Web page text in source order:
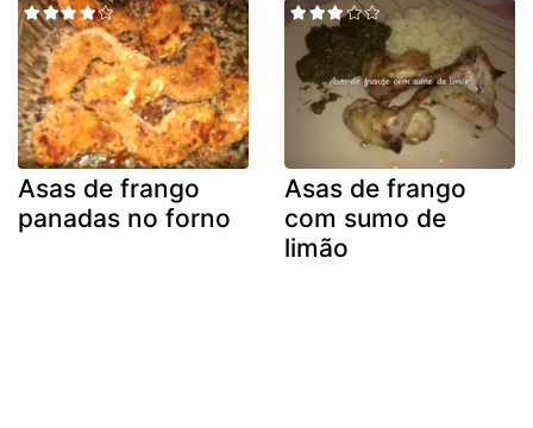
Asas de frango
panadas no forno
Asas de frango
com sumo de
limão